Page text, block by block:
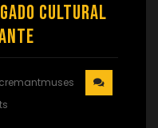
Cultural
cremantmuses